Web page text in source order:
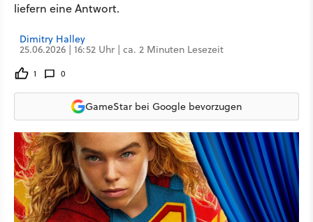
liefern eine Antwort.
Dimitry Halley
25.06.2026 | 16:52 Uhr | ca. 2 Minuten Lesezeit
1 0
GameStar bei Google bevorzugen